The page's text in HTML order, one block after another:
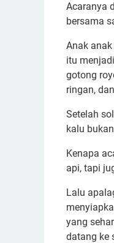
Acaranya
bersama
Anak
itu
gotong
ringan,
Setelah
kalu
Kenapa
api, tapi
Lalu
yang
datang ke